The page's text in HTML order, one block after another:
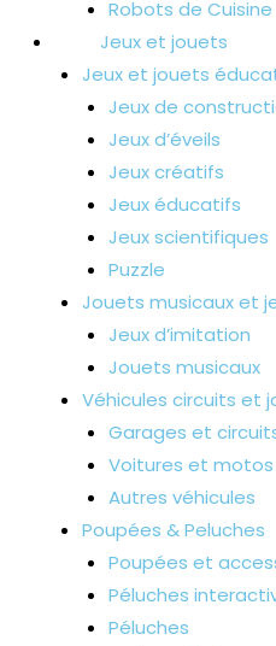
Robots de Cuisine
Jeux et jouets
Jeux et jouets
Jeux de
Jeux d’éveils
Jeux créatifs
Jeux éducatifs
Jeux scientifiques
Puzzle
Jouets musicaux et
Jeux d’imitation
Jouets musicaux
Véhicules circuits et
Garages et
Voitures et
Autres véhicules
Poupées & Peluches
Poupées et
Péluches
Péluches